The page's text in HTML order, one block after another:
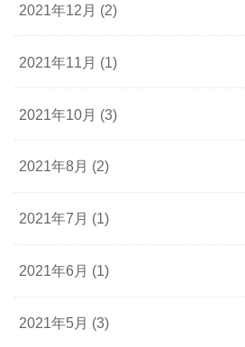
2021年12月 (2)
2021年11月 (1)
2021年10月 (3)
2021年8月 (2)
2021年7月 (1)
2021年6月 (1)
2021年5月 (3)